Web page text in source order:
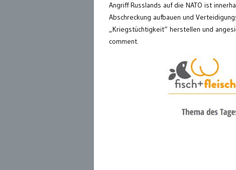
Angriff Russlands auf die NATO ist
Abschreckung aufbauen und
„Kriegstüchtigkeit“ herstellen und
comment.